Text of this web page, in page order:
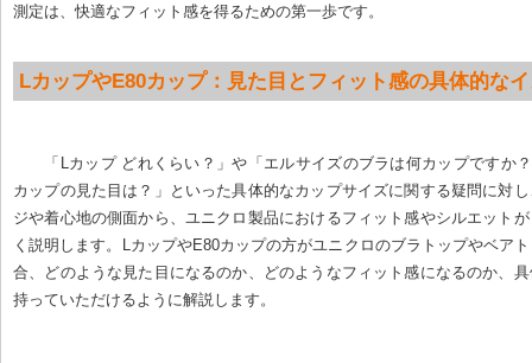
測定は、快適なフィット感を得るための第一歩です。
LカップやE80カップ：見た目とフィット感の具体的な
「Lカップ どれくらい？」や「エルサイズのブラは何カップですか
カップの見た目は？」といった具体的なカップサイズに関する疑問に対
ジや着心地の側面から、ユニクロ製品におけるフィット感やシルエット
く説明します。LカップやE80カップの方がユニクロのブラトップやベア
合、どのような見た目になるのか、どのようなフィット感になるのか、
持っていただけるように解説します。